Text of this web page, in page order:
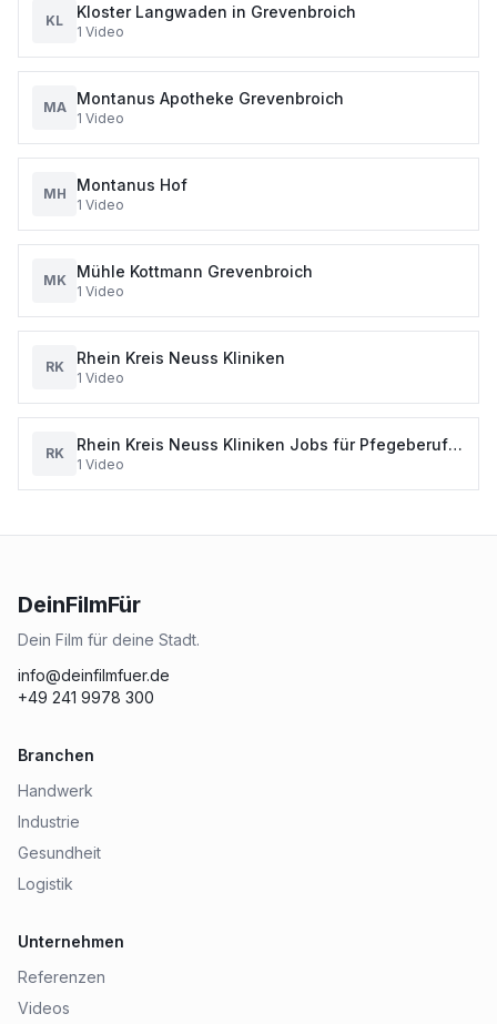
KL Kloster Langwaden in Grevenbroich
1 Video
MA Montanus Apotheke Grevenbroich
1 Video
MH Montanus Hof
1 Video
MK Mühle Kottmann Grevenbroich
1 Video
RK Rhein Kreis Neuss Kliniken
1 Video
RK
Rhein Kreis Neuss Kliniken Jobs für Pfegeberufe
in Grevenbroich und Dormagen
1 Video
DeinFilmFür
Dein Film für deine Stadt.
info@deinfilmfuer.de
+49 241 9978 300
Branchen
Handwerk
Industrie
Gesundheit
Logistik
Unternehmen
Referenzen
Videos